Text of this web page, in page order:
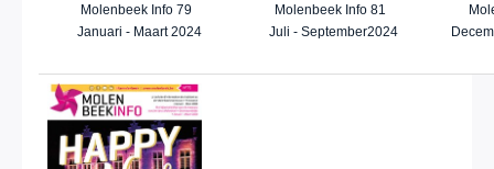
Molenbeek Info 79
Januari - Maart 2024
Molenbeek Info 81
Juli - September2024